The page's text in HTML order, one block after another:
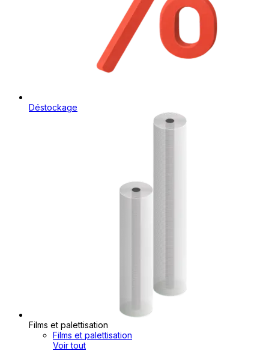
Déstockage
Films et palettisation
Films et palettisation
Voir tout